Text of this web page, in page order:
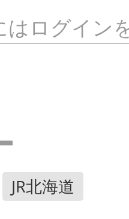
はログイン
JR北海道